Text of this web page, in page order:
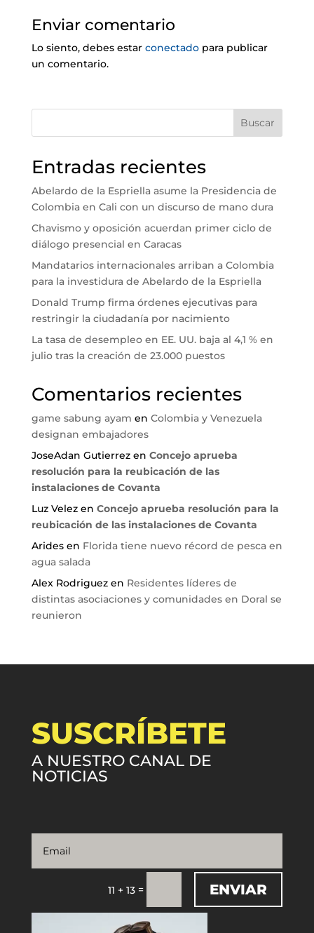
Enviar comentario
Lo siento, debes estar conectadopara publicar
un comentario.
Buscar
Entradas recientes
Abelardo de la Espriella asume la Presidencia de
Colombia en Cali con un discurso de mano dura
Chavismo y oposición acuerdan primer ciclo de
diálogo presencial en Caracas
Mandatarios internacionales arriban a Colombia
para la investidura de Abelardo de la Espriella
Donald Trump firma órdenes ejecutivas para
restringir la ciudadanía por nacimiento
La tasa de desempleo en EE. UU. baja al 4,1 % en
julio tras la creación de 23.000 puestos
Comentarios recientes
game sabung ayam en Colombia y Venezuela
designan embajadores
JoseAdan Gutierrezen Concejo aprueba
resolución para la reubicación de las
instalaciones de Covanta
Luz Velezen Concejo aprueba resolución para la
reubicación de las instalaciones de Covanta
Aridesen Florida tiene nuevo récord de pesca en
agua salada
Alex Rodriguezen Residentes líderes de
distintas asociaciones y comunidades en Doral se
reunieron
SUSCRÍBETE
A NUESTRO CANAL DE
NOTICIAS
11 + 13 = ENVIAR